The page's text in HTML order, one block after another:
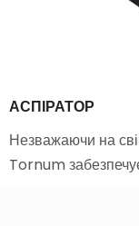
АСПІРАТОР
Незважаючи на
Tornum